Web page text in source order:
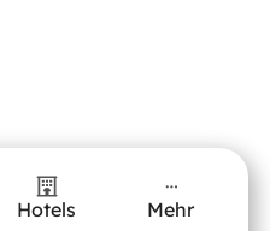
Hotels Mehr